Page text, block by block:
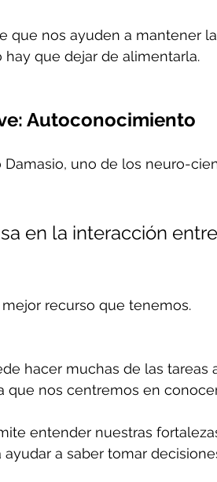
que nos ayuden a mantener
que dejar de alimentarla.
Autoconocimiento
uno de los neuro-
en la interacción
recurso que tenemos.
hacer muchas de las tareas
que nos centremos en
entender nuestras
a saber tomar